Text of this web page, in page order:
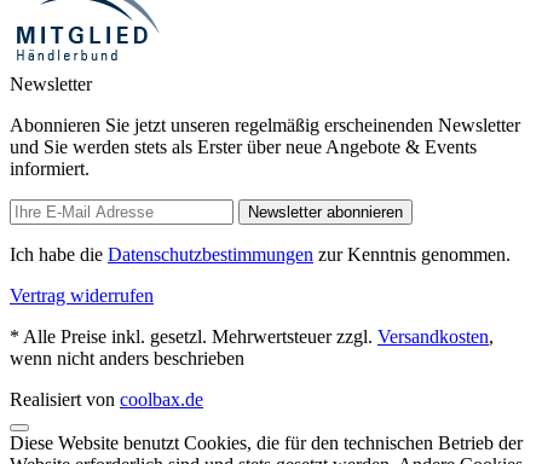
Newsletter
Abonnieren Sie jetzt unseren regelmäßig erscheinenden Newsletter
und Sie werden stets als Erster über neue Angebote & Events
informiert.
Newsletter abonnieren
Ich habe die Datenschutzbestimmungen zur Kenntnis genommen.
Vertrag widerrufen
* Alle Preise inkl. gesetzl. Mehrwertsteuer zzgl. Versandkosten,
wenn nicht anders beschrieben
Realisiert von coolbax.de
Diese Website benutzt Cookies, die für den technischen Betrieb der